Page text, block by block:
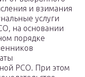
и взимания
услуги
на основании
порядке
РСО. При этом